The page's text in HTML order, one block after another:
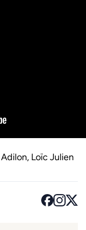
Loïc Julien